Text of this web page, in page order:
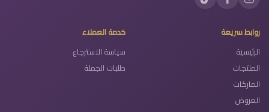
روابط سريعة
الرئيسية
المنتجات
الماركات
العروض
خدمة العملاء
سياسة الاسترجاع
طلبات الجملة